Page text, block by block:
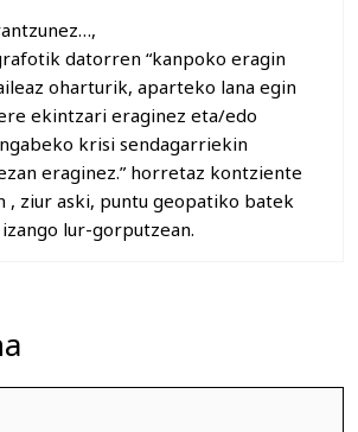
datorren “kanpoko eragin
oharturik, aparteko lana egin
ekintzari eraginez eta/edo
krisi sendagarriekin
eraginez.” horretaz kontziente
, ziur aski, puntu geopatiko batek
lur-gorputzean.